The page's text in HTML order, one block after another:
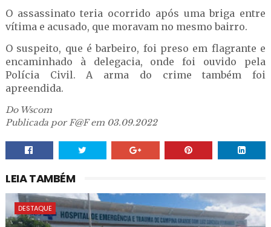
O assassinato teria ocorrido após uma briga entre
vítima e acusado, que moravam no mesmo bairro.
O suspeito, que é barbeiro, foi preso em flagrante e
encaminhado à delegacia, onde foi ouvido pela
Polícia Civil. A arma do crime também foi
apreendida.
Do Wscom
Publicada por F@F em 03.09.2022
LEIA TAMBÉM
DESTAQUE